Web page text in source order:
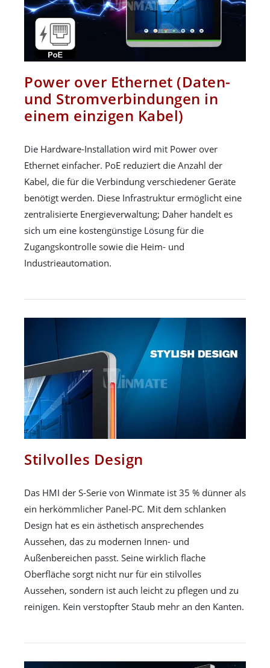
Power over Ethernet (Daten-
und Stromverbindungen in
einem einzigen Kabel)
Die Hardware-Installation wird mit Power over
Ethernet einfacher. PoE reduziert die Anzahl der
Kabel, die für die Verbindung verschiedener Geräte
benötigt werden. Diese Infrastruktur ermöglicht eine
zentralisierte Energieverwaltung; Daher handelt es
sich um eine kostengünstige Lösung für die
Zugangskontrolle sowie die Heim- und
Industrieautomation.
Stilvolles Design
Das HMI der S-Serie von Winmate ist 35 % dünner als
ein herkömmlicher Panel-PC. Mit dem schlanken
Design hat es ein ästhetisch ansprechendes
Aussehen, das zu modernen Innen- und
Außenbereichen passt. Seine wirklich flache
Oberfläche sorgt nicht nur für ein stilvolles
Aussehen, sondern ist auch leicht zu pflegen und zu
reinigen. Kein verstopfter Staub mehr an den Kanten.